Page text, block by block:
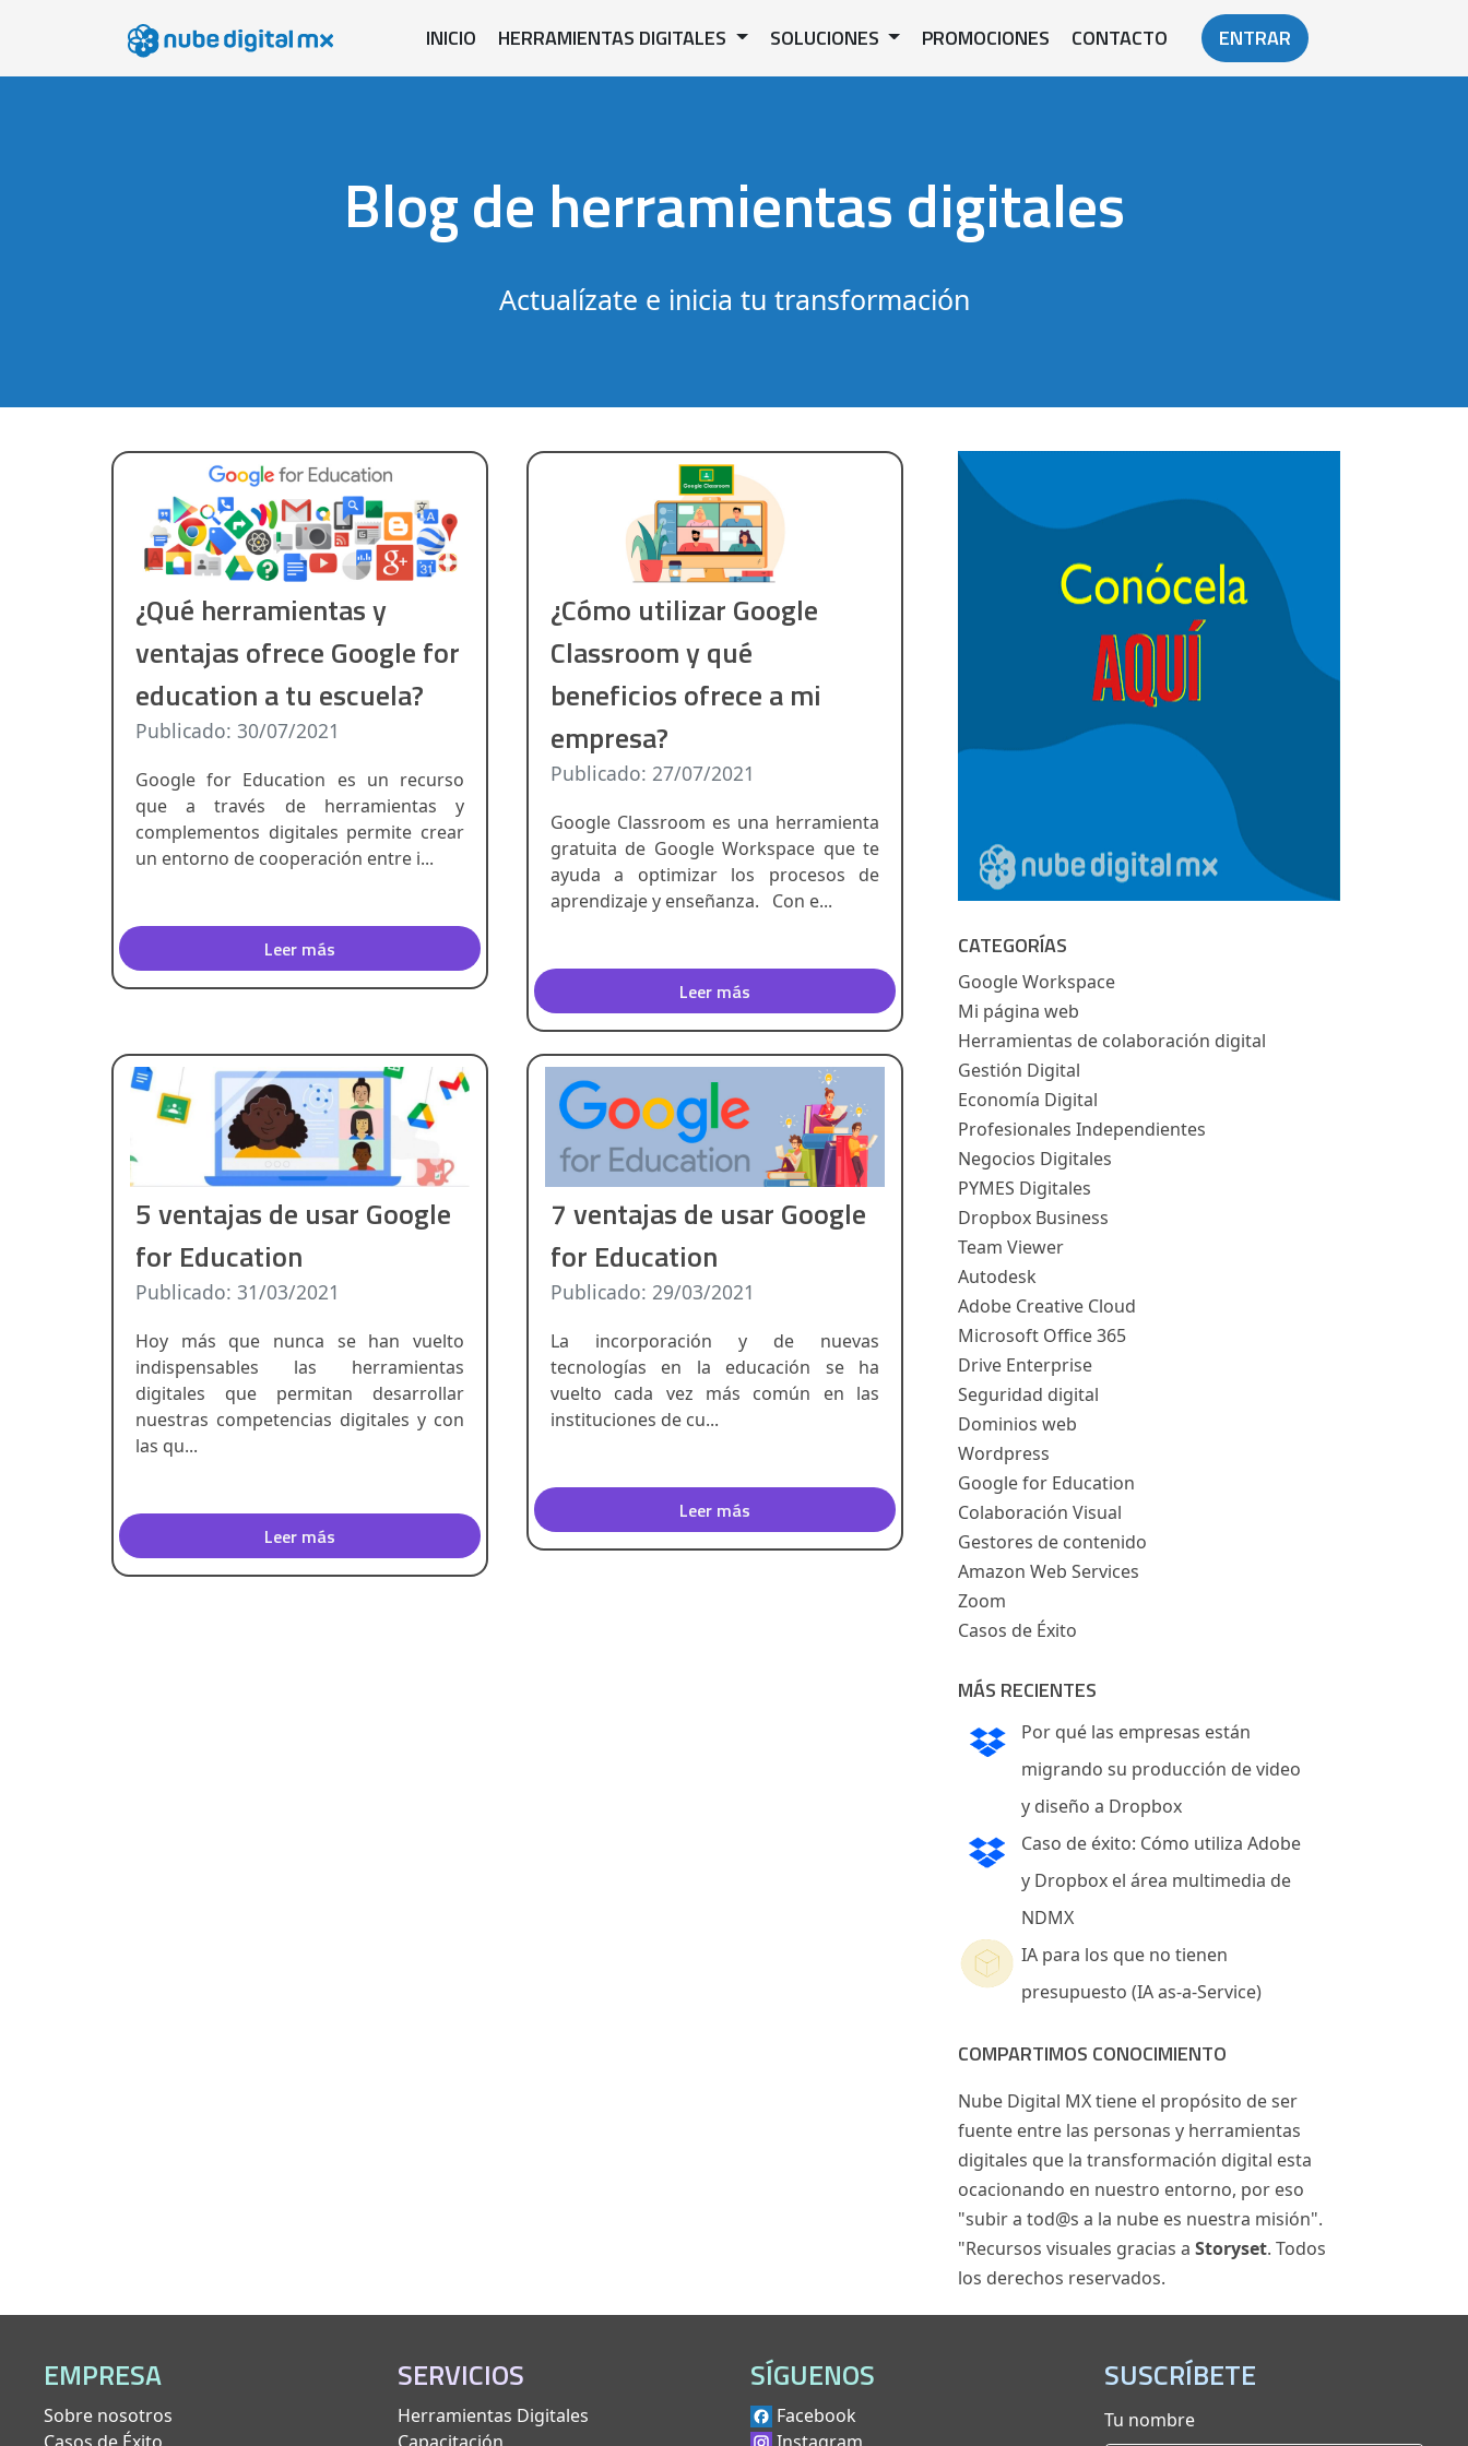
INICIO HERRAMIENTAS DIGITALES SOLUCIONES PROMOCIONES CONTACTO ENTRAR
Blog de herramientas digitales
Actualízate e inicia tu transformación
¿Qué herramientas y
ventajas ofrece Google for
education a tu escuela?
Publicado: 30/07/2021
Google for Education es un recurso
que a través de herramientas y
complementos digitales permite crear
un entorno de cooperación entre i...
Leer más
¿Cómo utilizar Google
Classroom y qué
beneficios ofrece a mi
empresa?
Publicado: 27/07/2021
Google Classroom es una herramienta
gratuita de Google Workspace que te
ayuda a optimizar los procesos de
aprendizaje y enseñanza. Con e...
Leer más
5 ventajas de usar Google
for Education
Publicado: 31/03/2021
Hoy más que nunca se han vuelto
indispensables las herramientas
digitales que permitan desarrollar
nuestras competencias digitales y con
las qu...
Leer más
7 ventajas de usar Google
for Education
Publicado: 29/03/2021
La incorporación y de nuevas
tecnologías en la educación se ha
vuelto cada vez más común en las
instituciones de cu...
Leer más
CATEGORÍAS
Google Workspace
Mi página web
Herramientas de colaboración digital
Gestión Digital
Economía Digital
Profesionales Independientes
Negocios Digitales
PYMES Digitales
Dropbox Business
Team Viewer
Autodesk
Adobe Creative Cloud
Microsoft Office 365
Drive Enterprise
Seguridad digital
Dominios web
Wordpress
Google for Education
Colaboración Visual
Gestores de contenido
Amazon Web Services
Zoom
Casos de Éxito
MÁS RECIENTES
Por qué las empresas están
migrando su producción de video
y diseño a Dropbox
Caso de éxito: Cómo utiliza Adobe
y Dropbox el área multimedia de
NDMX
IA para los que no tienen
presupuesto (IA as-a-Service)
COMPARTIMOS CONOCIMIENTO
Nube Digital MX tiene el propósito de ser
fuente entre las personas y herramientas
digitales que la transformación digital esta
ocacionando en nuestro entorno, por eso
"subir a tod@s a la nube es nuestra misión".
"Recursos visuales gracias a Storyset. Todos
los derechos reservados.
EMPRESA
Sobre nosotros
Casos de Éxito
SERVICIOS
Herramientas Digitales
Capacitación
SÍGUENOS
Facebook
Instagram
SUSCRÍBETE
Tu nombre